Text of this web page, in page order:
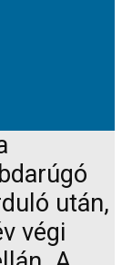
után,
végi